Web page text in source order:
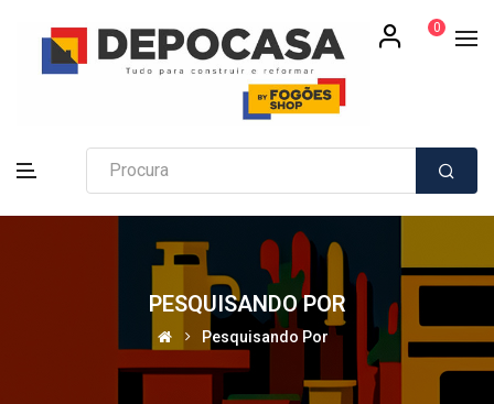
0
PESQUISANDO POR
Pesquisando Por